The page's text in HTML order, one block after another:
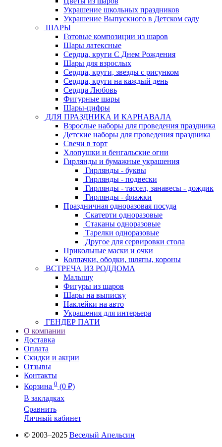
Украшение школьных праздников
Украшение Выпускного в Детском саду
ШАРЫ
Готовые композиции из шаров
Шары латексные
Сердца, круги С Днем Рождения
Шары для взрослых
Сердца, круги, звезды с рисунком
Сердца, круги на каждый день
Сердца Любовь
Фигурные шары
Шары-цифры
ДЛЯ ПРАЗДНИКА И КАРНАВАЛА
Взрослые наборы для проведения праздника
Детские наборы для проведения праздника
Свечи в торт
Хлопушки и бенгальские огни
Гирлянды и бумажные украшения
Гирлянды - буквы
Гирлянды - подвески
Гирлянды - тассел, занавесы - дождик
Гирлянды - флажки
Праздничная одноразовая посуда
Скатерти одноразовые
Стаканы одноразовые
Тарелки одноразовые
Другое для сервировки стола
Прикольные маски и очки
Колпачки, ободки, шляпы, короны
ВСТРЕЧА ИЗ РОДДОМА
Малышу
Фигуры из шаров
Шары на выписку
Наклейки на авто
Украшения для интерьера
ГЕНДЕР ПАТИ
О компании
Доставка
Оплата
Скидки и акции
Отзывы
Контакты
Корзина 0 (0 ₽)
В закладках
Сравнить
Личный кабинет
© 2003–2025 Веселый Апельсин